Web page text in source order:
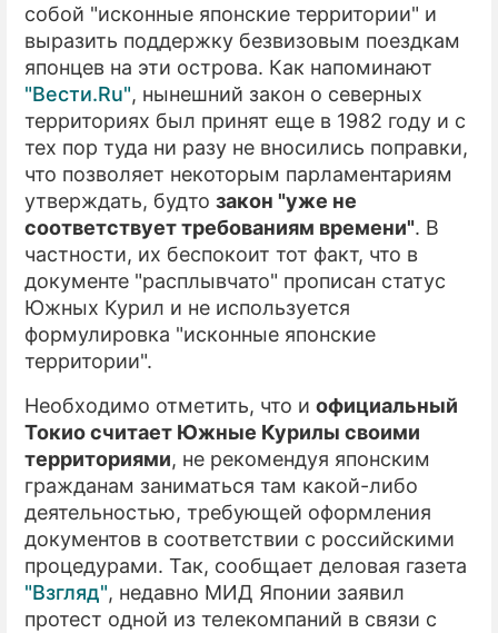
собой "исконные японские территории" и
выразить поддержку безвизовым поездкам
японцев на эти острова. Как напоминают
"Вести.Ru", нынешний закон о северных
территориях был принят еще в 1982 году и с
тех пор туда ни разу не вносились поправки,
что позволяет некоторым парламентариям
утверждать, будто закон "уже не
соответствует требованиям времени". В
частности, их беспокоит тот факт, что в
документе "расплывчато" прописан статус
Южных Курил и не используется
формулировка "исконные японские
территории".
Необходимо отметить, что и официальный
Токио считает Южные Курилы своими
территориями, не рекомендуя японским
гражданам заниматься там какой-либо
деятельностью, требующей оформления
документов в соответствии с российскими
процедурами. Так, сообщает деловая газета
"Взгляд", недавно МИД Японии заявил
протест одной из телекомпаний в связи с